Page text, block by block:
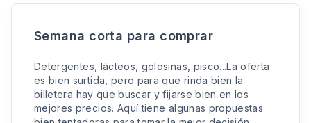
Semana corta para comprar
Detergentes, lácteos, golosinas, pisco...La oferta
es bien surtida, pero para que rinda bien la
billetera hay que buscar y fijarse bien en los
mejores precios. Aquí tiene algunas propuestas